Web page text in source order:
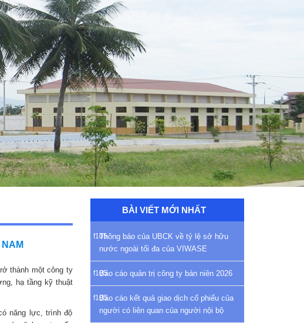
thành một công ty
hạ tầng kỹ thuật
năng lực, trình độ
BÀI VIẾT MỚI NHẤT
Thông báo của UBCK về tỷ lệ sở hữu
nước ngoài tối đa của VIWASE
Báo cáo quản trị công ty bán niên 2026
Báo cáo kết quả giao dịch cổ phiếu của
người có liên quan của người nội bộ